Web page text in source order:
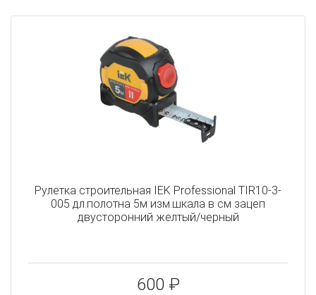
Рулетка строительная IEK Professional TIR10-3-
005 дл.полотна 5м изм.шкала в см зацеп
двусторонний желтый/черный
600 ₽